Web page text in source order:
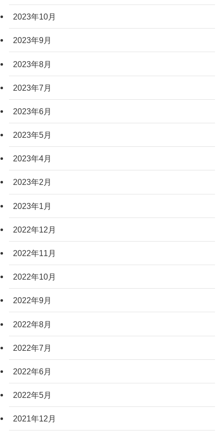
2023年10月
2023年9月
2023年8月
2023年7月
2023年6月
2023年5月
2023年4月
2023年2月
2023年1月
2022年12月
2022年11月
2022年10月
2022年9月
2022年8月
2022年7月
2022年6月
2022年5月
2021年12月